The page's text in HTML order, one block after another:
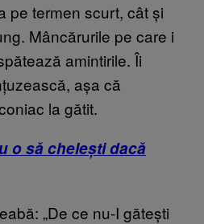
pe termen scurt, cât și
Mâncărurile pe care i
amintirile. Îi
așa că
la gătit.
o să chelești dacă
„De ce nu-I gătești